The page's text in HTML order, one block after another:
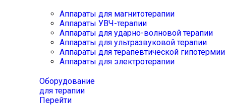
Аппараты для магнитотерапии
Аппараты УВЧ-терапии
Аппараты для ударно-волновой терапии
Аппараты для ультразвуковой терапии
Аппараты для терапевтической
Аппараты для электротерапии
Оборудование
для терапии
Перейти